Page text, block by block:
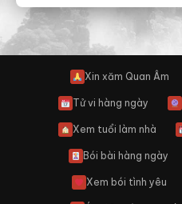
Xin xăm Quan Âm
Tử vi hàng ngày
Xem tuổi làm nhà
Bói bài hàng ngày
Xem bói tình yêu